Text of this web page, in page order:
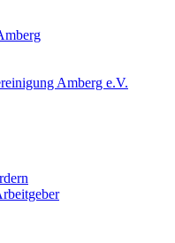
Amberg e.V.